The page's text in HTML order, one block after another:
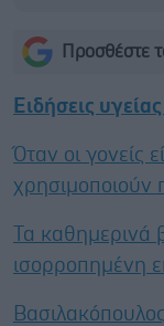
Προσθέστε
Ειδήσεις
Όταν οι γονείς
χρησιμοποιούν
Τα καθημερινά
ισορροπημένη